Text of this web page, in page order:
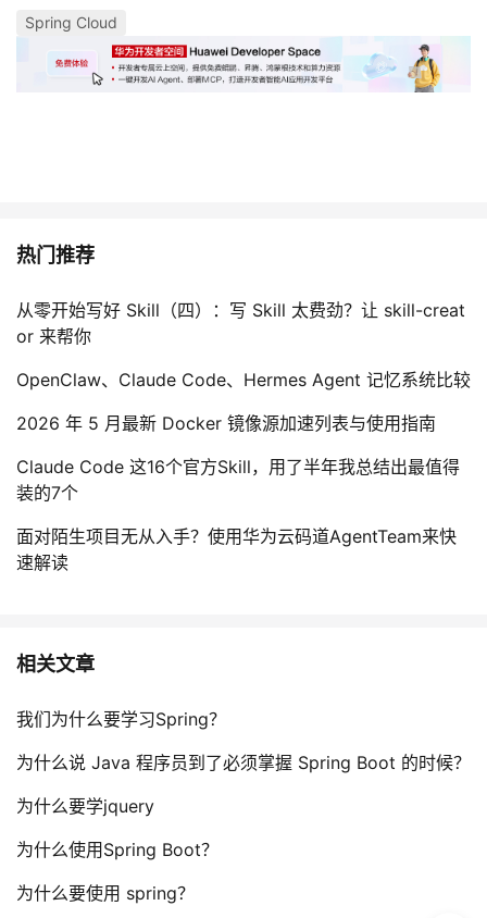
Spring Cloud
热门推荐
从零开始写好 Skill（四）：写 Skill 太费劲？让 skill-creat
or 来帮你
OpenClaw、Claude Code、Hermes Agent 记忆系统比较
2026 年 5 月最新 Docker 镜像源加速列表与使用指南
Claude Code 这16个官方Skill，用了半年我总结出最值得
装的7个
面对陌生项目无从入手？使用华为云码道AgentTeam来快
速解读
相关文章
我们为什么要学习Spring？
为什么说 Java 程序员到了必须掌握 Spring Boot 的时候？
为什么要学jquery
为什么使用Spring Boot？
为什么要使用 spring？